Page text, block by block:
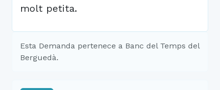
molt petita.
Esta Demanda pertenece a Banc del Temps del
Berguedà.